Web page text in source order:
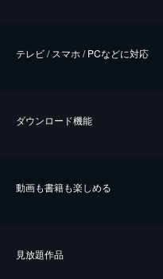
テレビ / スマホ / PCなどに対応
ダウンロード機能
動画も書籍も楽しめる
⾒放題作品